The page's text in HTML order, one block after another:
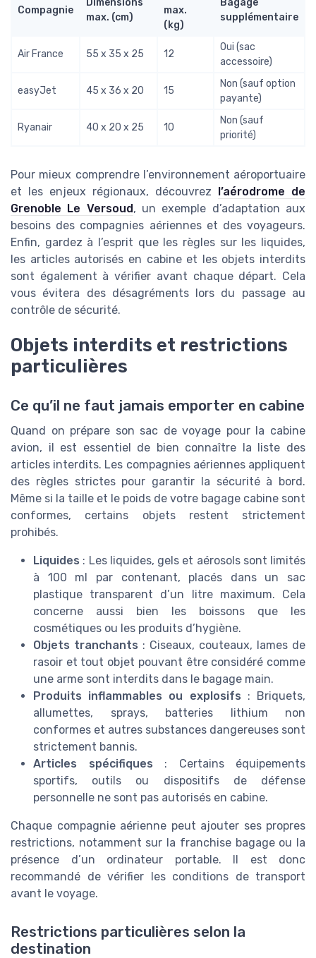
Compagnie
Dimensions
max. (cm)
max.
(kg)
Bagage
supplémentaire
Air France 55 x 35 x 25 12
Oui (sac
accessoire)
easyJet 45 x 36 x 20 15
Non (sauf option
payante)
Ryanair 40 x 20 x 25 10
Non (sauf
priorité)
Pour mieux comprendre l’environnement aéroportuaire
et les enjeux régionaux, découvrez l’aérodrome de
Grenoble Le Versoud, un exemple d’adaptation aux
besoins des compagnies aériennes et des voyageurs.
Enfin, gardez à l’esprit que les règles sur les liquides,
les articles autorisés en cabine et les objets interdits
sont également à vérifier avant chaque départ. Cela
vous évitera des désagréments lors du passage au
contrôle de sécurité.
Objets interdits et restrictions
particulières
Ce qu’il ne faut jamais emporter en cabine
Quand on prépare son sac de voyage pour la cabine
avion, il est essentiel de bien connaître la liste des
articles interdits. Les compagnies aériennes appliquent
des règles strictes pour garantir la sécurité à bord.
Même si la taille et le poids de votre bagage cabine sont
conformes, certains objets restent strictement
prohibés.
Liquides : Les liquides, gels et aérosols sont limités
à 100 ml par contenant, placés dans un sac
plastique transparent d’un litre maximum. Cela
concerne aussi bien les boissons que les
cosmétiques ou les produits d’hygiène.
Objets tranchants : Ciseaux, couteaux, lames de
rasoir et tout objet pouvant être considéré comme
une arme sont interdits dans le bagage main.
Produits inflammables ou explosifs : Briquets,
allumettes, sprays, batteries lithium non
conformes et autres substances dangereuses sont
strictement bannis.
Articles spécifiques : Certains équipements
sportifs, outils ou dispositifs de défense
personnelle ne sont pas autorisés en cabine.
Chaque compagnie aérienne peut ajouter ses propres
restrictions, notamment sur la franchise bagage ou la
présence d’un ordinateur portable. Il est donc
recommandé de vérifier les conditions de transport
avant le voyage.
Restrictions particulières selon la
destination